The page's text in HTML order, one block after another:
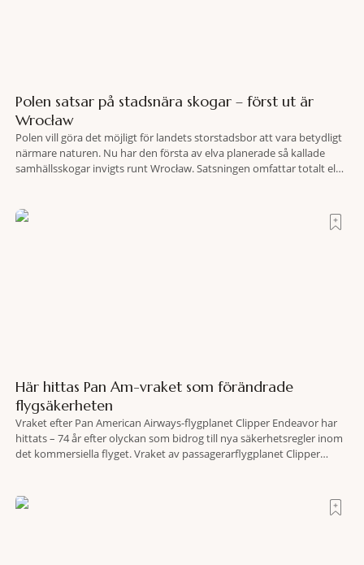
Polen satsar på stadsnära skogar – först ut är
Wrocław
Polen vill göra det möjligt för landets storstadsbor att vara betydligt
närmare naturen. Nu har den första av elva planerade så kallade
samhällsskogar invigts runt Wrocław. Satsningen omfattar totalt elva
fler människor ska kunna promenera, motionera
Här hittas Pan Am-vraket som förändrade
flygsäkerheten
Vraket efter Pan American Airways-flygplanet Clipper Endeavor har
hittats – 74 år efter olyckan som bidrog till nya säkerhetsregler inom
det kommersiella flyget. Vraket av passagerarflygplanet Clipper
lokaliserades den 2 juni i år med hjälp